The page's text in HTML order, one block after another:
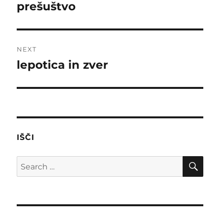
Previous
prešuštvo
NEXT
Next
lepotica in zver
IŠČI
Search
for: